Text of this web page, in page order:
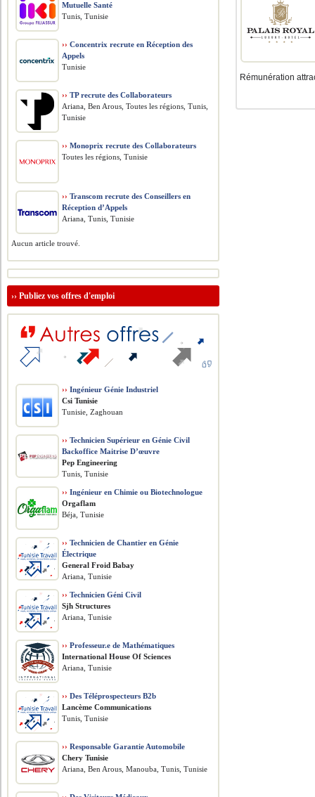
Rémunération
Mutuelle Santé
Tunis, Tunisie
›› Concentrix recrute en Réception des
Appels
Tunisie
›› TP recrute des Collaborateurs
Ariana, Ben Arous, Toutes les régions, Tunis,
Tunisie
›› Monoprix recrute des Collaborateurs
Toutes les régions, Tunisie
›› Transcom recrute des Conseillers en
Réception d’Appels
Ariana, Tunis, Tunisie
Aucun article trouvé.
››Publiez vos offres d'emploi
›› Ingénieur Génie Industriel
Csi Tunisie
Tunisie, Zaghouan
›› Technicien Supérieur en Génie Civil
Backoffice Maitrise D’œuvre
Pep Engineering
Tunis, Tunisie
›› Ingénieur en Chimie ou Biotechnologue
Orgaflam
Béja, Tunisie
›› Technicien de Chantier en Génie
Électrique
General Froid Babay
Ariana, Tunisie
›› Technicien Géni Civil
Sjh Structures
Ariana, Tunisie
›› Professeur.e de Mathématiques
International House Of Sciences
Ariana, Tunisie
›› Des Téléprospecteurs B2b
Lancème Communications
Tunis, Tunisie
›› Responsable Garantie Automobile
Chery Tunisie
Ariana, Ben Arous, Manouba, Tunis, Tunisie